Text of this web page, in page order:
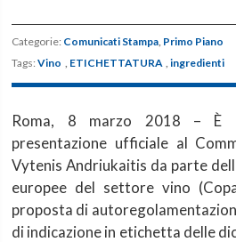
Categorie: Comunicati Stampa, Primo Piano
Tags:Vino , ETICHETTATURA ,ingredienti
Roma, 8 marzo 2018 – È
presentazione ufficiale al
Vytenis Andriukaitis da parte
europee del settore vino
proposta di
di indicazione in etichetta delle